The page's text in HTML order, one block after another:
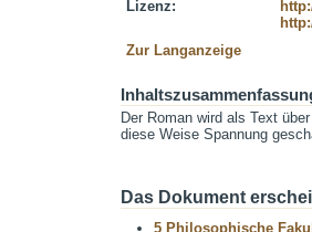
Lizenz:
Zur Langanzeige
Der Roman wird als Text
diese Weise Spannung
Das Dokument
5 Philosophische